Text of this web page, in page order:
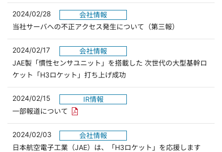
2024/02/28
会社情報
当社サーバへの不正アクセス発生について（第三報）
2024/02/17
会社情報
JAE製「慣性センサユニット」を搭載した 次世代の大型基幹ロ
ケット「H3ロケット」打ち上げ成功
2024/02/15
IR情報
一部報道について PDFリンクを新しいウィンドウで開きます
2024/02/03
会社情報
日本航空電子工業（JAE）は、「H3ロケット」を応援します